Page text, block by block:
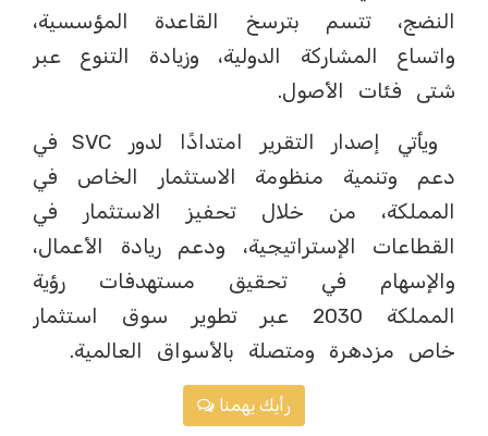
النضج، تتسم بترسخ القاعدة المؤسسية،
واتساع المشاركة الدولية، وزيادة التنوع عبر
شتى فئات الأصول.
ويأتي إصدار التقرير امتدادًا لدور SVC في
دعم وتنمية منظومة الاستثمار الخاص في
المملكة، من خلال تحفيز الاستثمار في
القطاعات الإستراتيجية، ودعم ريادة الأعمال،
والإسهام في تحقيق مستهدفات رؤية
المملكة 2030 عبر تطوير سوق استثمار
خاص مزدهرة ومتصلة بالأسواق العالمية.
رأيك يهمنا